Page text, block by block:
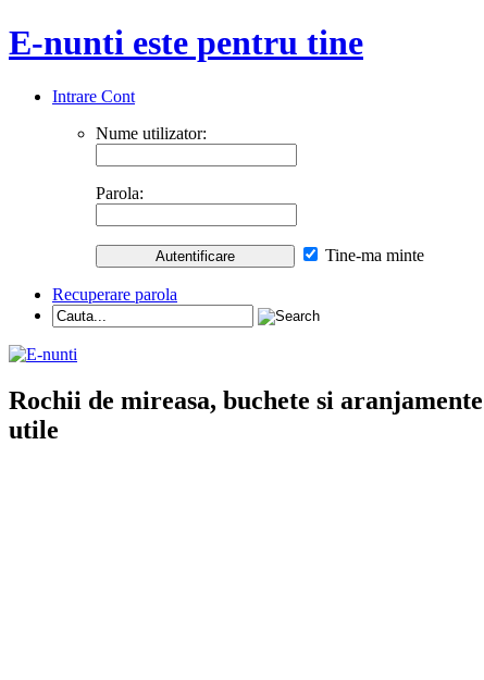
E-nunti este pentru tine
Intrare Cont
Nume utilizator:
Parola:
Tine-ma minte
Recuperare parola
Rochii de mireasa, buchete si
utile